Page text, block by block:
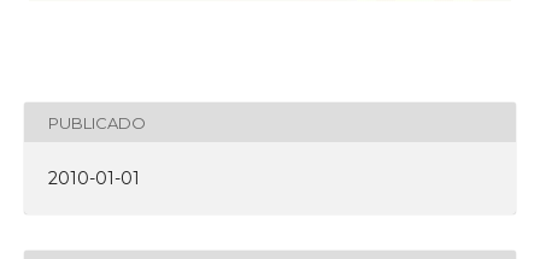
PUBLICADO
2010-01-01